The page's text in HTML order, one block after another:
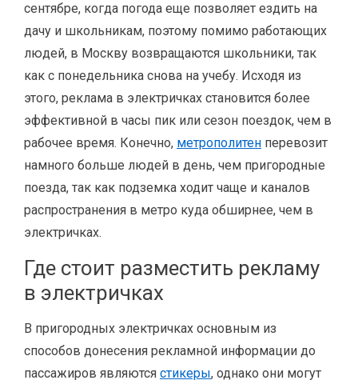
сентябре, когда погода еще позволяет ездить на
дачу и школьникам, поэтому помимо работающих
людей, в Москву возвращаются школьники, так
как с понедельника снова на учебу. Исходя из
этого, реклама в электричках становится более
эффективной в часы пик или сезон поездок, чем в
рабочее время. Конечно, метрополитен перевозит
намного больше людей в день, чем пригородные
поезда, так как подземка ходит чаще и каналов
распространения в метро куда обширнее, чем в
электричках.
Где стоит разместить рекламу
в электричках
В пригородных электричках основным из
способов донесения рекламной информации до
пассажиров являются стикеры, однако они могут